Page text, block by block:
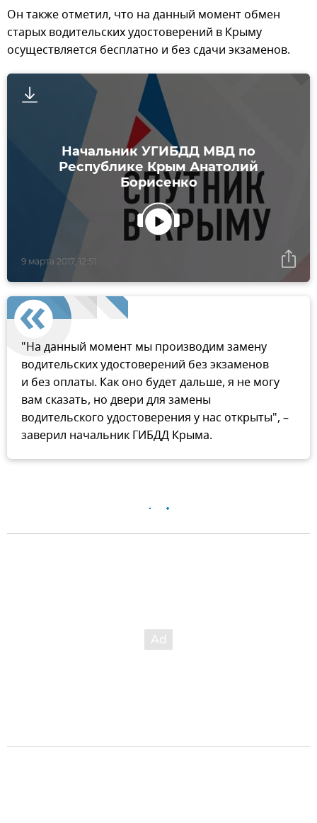
Он также отметил, что на данный момент обмен
старых водительских удостоверений в Крыму
осуществляется бесплатно и без сдачи экзаменов.
Начальник УГИБДД МВД по
Республике Крым Анатолий
Борисенко
9 марта 2017, 12:51
"На данный момент мы производим замену
водительских удостоверений без экзаменов
и без оплаты. Как оно будет дальше, я не могу
вам сказать, но двери для замены
водительского удостоверения у нас открыты", –
заверил начальник ГИБДД Крыма.